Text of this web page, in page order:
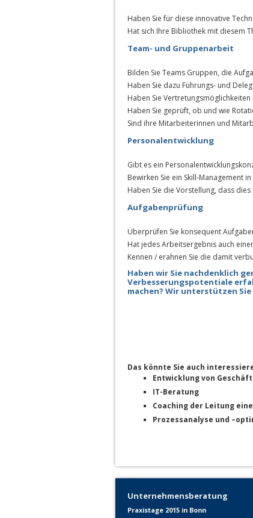
Haben Sie für diese innovative
Hat sich Ihre Bibliothek mit diesem
Team- und Gruppenarbeit
Bilden Sie Teams Gruppen, die
Haben Sie dazu Führungs- und
Haben Sie
Haben Sie geprüft, ob und wie
Sind ihre Mitarbeiterinnen und
Personalentwicklung
Gibt es ein
Bewirken Sie ein Skill-Management
Haben Sie die Vorstellung, dass
Aufgabenprüfung
Überprüfen Sie konsequent
Hat jedes Arbeitsergebnis auch
Kennen / erahnen Sie die damit
Haben wir Sie nachdenklich
Verbesserungspotentiale
machen? Wir unterstützen Sie
Das könnte Sie auch
Entwicklung von
IT-Beratung
Coaching der Leitung
Prozessanalyse und
Unternehmensberatung
Praxistage 2015 in Bonn